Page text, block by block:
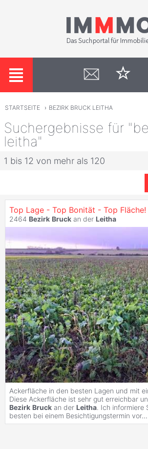
STARTSEITE › BEZIRK BRUCK LEITHA
Suchergebnisse für
leitha"
1 bis 12 von mehr als 120
Top Lage - Top Bonität - Top Fläche!
2464 Bezirk Bruck an der Leitha
Ackerfläche in den besten Lagen und mit
Diese Ackerfläche ist sehr gut erreichbar
Bezirk Bruck an der Leitha. Ich informiere
besten bei einem Besichtigungstermin vor...